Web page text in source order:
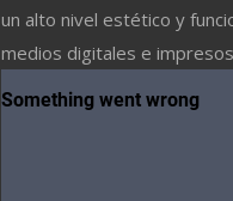
un alto nivel estético y
medios digitales e